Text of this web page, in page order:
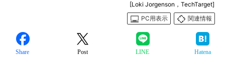
[Loki Jorgenson，TechTarget]
PC用表示
関連情報
Share Post LINE Hatena